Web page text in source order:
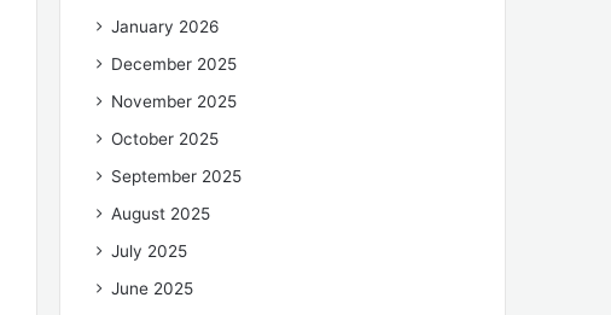
January 2026
December 2025
November 2025
October 2025
September 2025
August 2025
July 2025
June 2025